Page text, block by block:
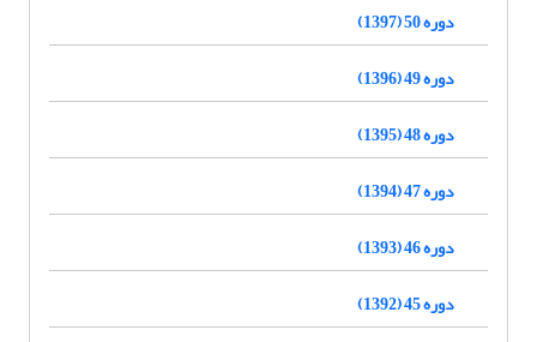
دوره 50 (1397)
دوره 49 (1396)
دوره 48 (1395)
دوره 47 (1394)
دوره 46 (1393)
دوره 45 (1392)